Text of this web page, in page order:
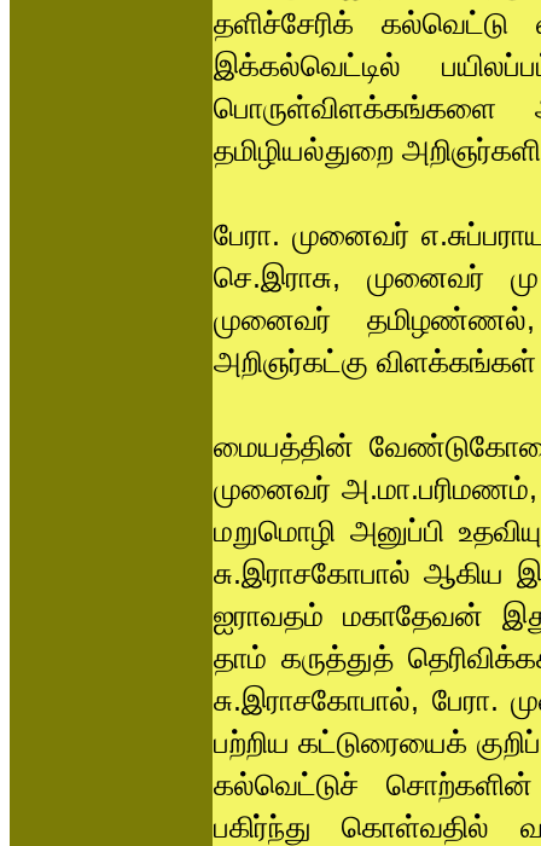
தளிச்சேரிக் கல்வெட்டு
இக்கல்வெட்டில்
பொருள்விளக்கங்களை
தமிழியல்துறை
பேரா. முனைவர்
செ.இராசு, முனைவர்
முனைவர்
அறிஞர்கட்கு
மையத்தின் வேண்டுகோளை
முனைவர் அ.மா.பரிமணம்,
மறுமொழி அனுப்பி
சு.இராசகோபால் ஆகிய
ஐராவதம் மகாதேவன்
தாம் கருத்துத்
சு.இராசகோபால், பேரா.
பற்றிய கட்டுரையைக்
கல்வெட்டுச்
பகிர்ந்து கொள்வதில்